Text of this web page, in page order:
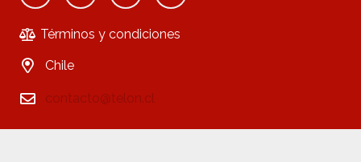
Términos y condiciones
Chile
contacto@telon.cl